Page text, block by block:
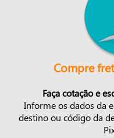
Compre
Faça cotação e
Informe os dados da
destino ou código da